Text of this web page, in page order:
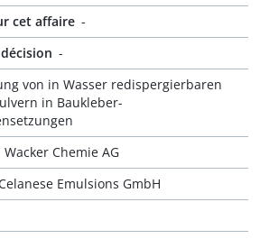
cet affaire -
-
von in Wasser redispergierbaren
in Baukleber-
Wacker Chemie AG
Emulsions GmbH